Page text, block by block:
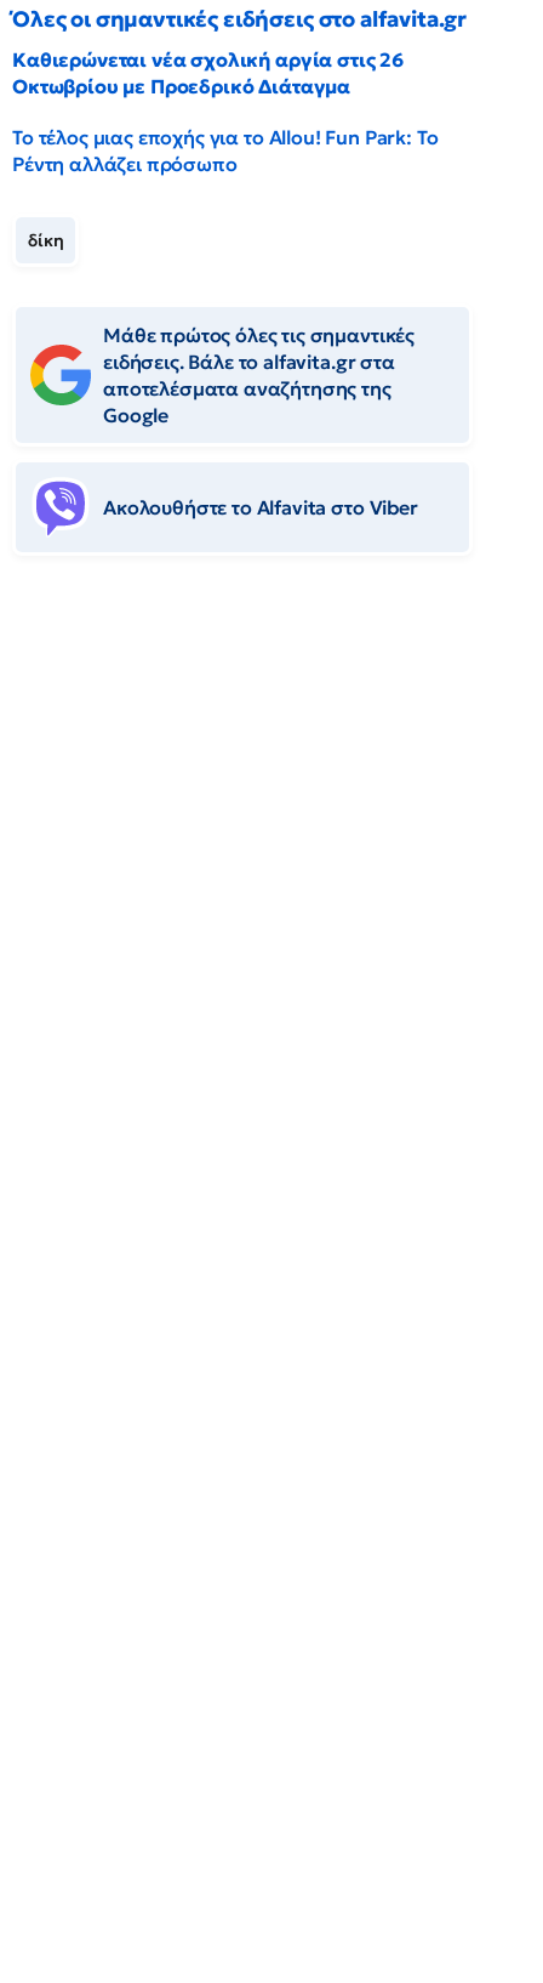
Όλες οι σημαντικές ειδήσεις στο alfavita.gr
Καθιερώνεται νέα σχολική αργία στις 26
Οκτωβρίου με Προεδρικό Διάταγμα
Το τέλος μιας εποχής για το Allou! Fun Park: Το
Ρέντη αλλάζει πρόσωπο
δίκη
Μάθε πρώτος όλες τις σημαντικές
ειδήσεις. Βάλε το alfavita.gr στα
αποτελέσματα αναζήτησης της
Google
Ακολουθήστε το Αlfavita στο Viber